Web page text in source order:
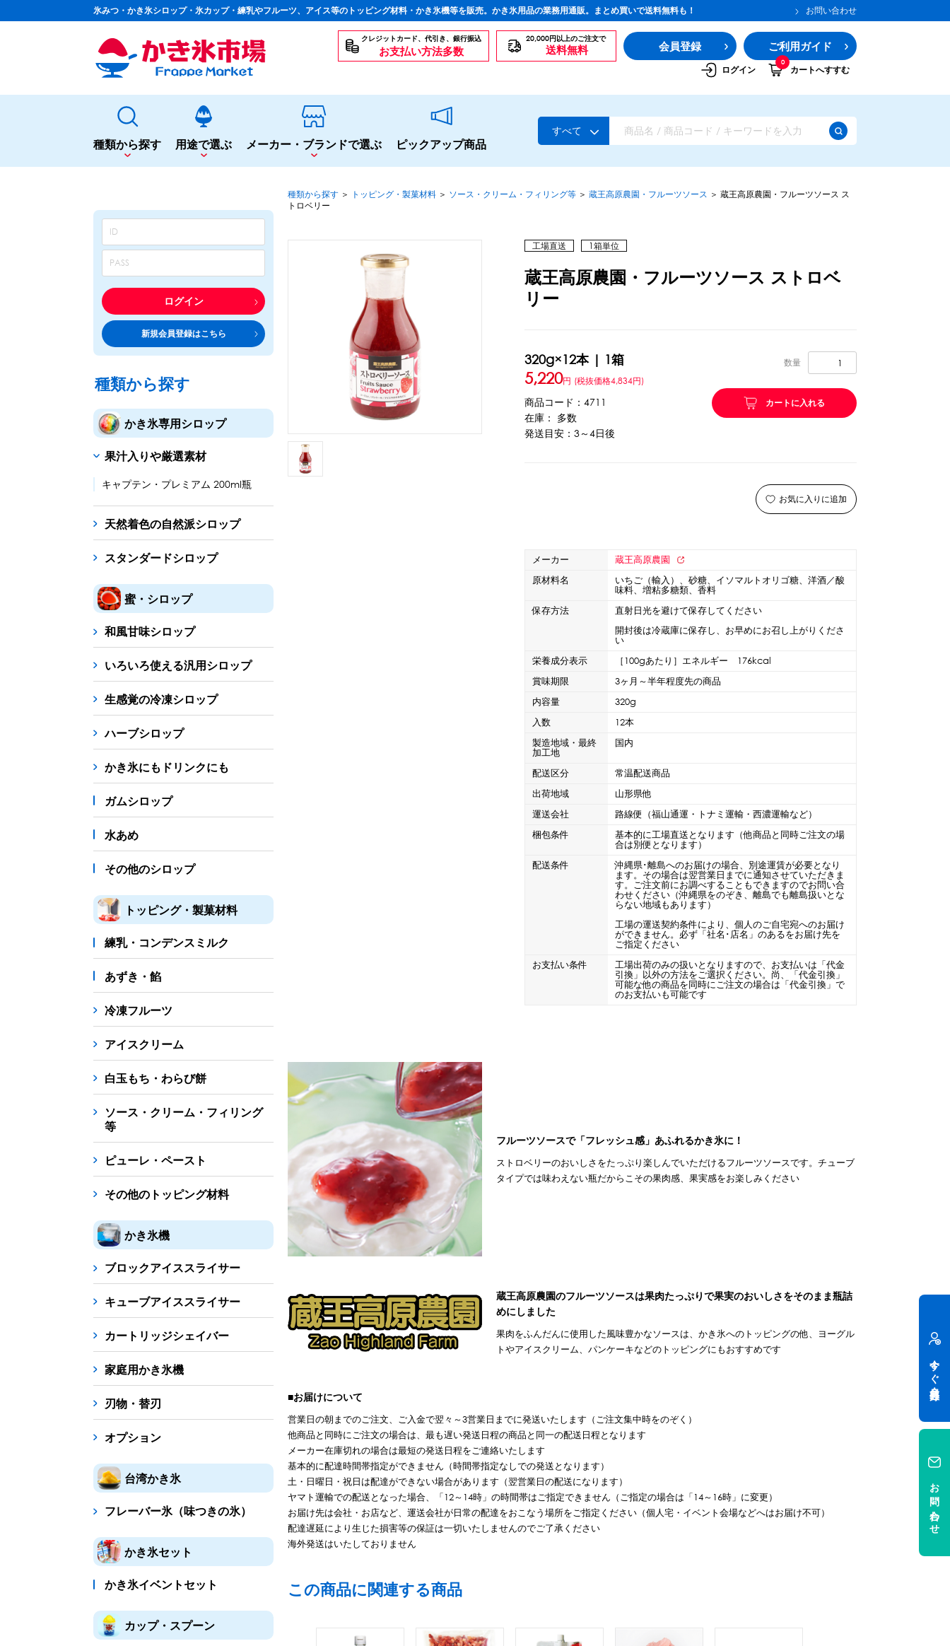
氷みつ・かき氷シロップ・氷カップ・練乳やフルーツ、アイス等のトッピング材料・かき氷機等を販売。かき氷用品の業務用通販。まとめ買いで送料無料も！ お問い合わせ
クレジットカード、代引き、銀行振込
お支払い方法多数
20,000円以上のご注文で
送料無料 会員登録 ご利用ガイド
ログイン
0
カートへすすむ
種類から探す
かき氷専用シロップ
果汁入りや厳選素材
蜜・シロップ
和風甘味シロップ いろいろ使える汎用シロップ 生感覚の冷凍シロップ かき氷にもドリンクにも
トッピング・製菓材料
練乳・コンデンスミルク あずき・餡 アイスクリーム
ブロックアイススライサー キューブアイススライサー カートリッジシェイバー 家庭用かき氷機 刃物・替刃
台湾かき氷
フレーバー氷（味つきの氷）
カップ・スプーン
紙カップ プラスチックカップ 発泡スチロールカップ スプーン スプーンストロー
フローズンドリンク材料
シロップ 冷凍フルーツ ドリンクカップ・ストロー
備品
蜜かけシャワー・レードル
販促
氷旗 のぼり 横幕
かき氷書籍
かき氷コレクション
用途で選ぶ
夏まつりや夜店に
シロップ
飲食店のサイドメニューに
シロップ トッピング テイクアウト
専門店の副材料に
シロップ トッピング 製菓材料
ドリンクメニューに
メーカー・ブランドで選ぶ ピックアップ商品
すべて
ログイン
新規会員登録はこちら
種類から探す
かき氷専用シロップ
果汁入りや厳選素材
キャプテン・プレミアム 200ml瓶
天然着色の自然派シロップ
スタンダードシロップ
蜜・シロップ
和風甘味シロップ
いろいろ使える汎用シロップ
生感覚の冷凍シロップ
ハーブシロップ
かき氷にもドリンクにも
ガムシロップ
水あめ
その他のシロップ
トッピング・製菓材料
練乳・コンデンスミルク
あずき・餡
冷凍フルーツ
アイスクリーム
白玉もち・わらび餅
ソース・クリーム・フィリング
等
ピューレ・ペースト
その他のトッピング材料
かき氷機
ブロックアイススライサー
キューブアイススライサー
カートリッジシェイバー
家庭用かき氷機
刃物・替刃
オプション
台湾かき氷
フレーバー氷（味つきの氷）
かき氷セット
かき氷イベントセット
カップ・スプーン
種類から探す ＞ トッピング・製菓材料 ＞ ソース・クリーム・フィリング等 ＞ 蔵王高原農園・フルーツソース ＞ 蔵王高原農園・フルーツソース ス
トロベリー
工場直送 1箱単位
蔵王高原農園・フルーツソース ストロベ
リー
320g×12本 | 1箱
5,220円 (税抜価格4,834円)
商品コード：4711
在庫： 多数
発送目安：3～4日後
数量
カートに入れる
お気に入りに追加
メーカー
蔵王高原農園
原材料名
いちご（輸入）、砂糖、イソマルトオリゴ糖、洋酒／酸
味料、増粘多糖類、香料
保存方法
直射日光を避けて保存してください
開封後は冷蔵庫に保存し、お早めにお召し上がりくださ
い
栄養成分表示
［100gあたり］エネルギー 176kcal
賞味期限
3ヶ月～半年程度先の商品
内容量
320g
入数
12本
製造地域・最終
加工地
国内
配送区分
常温配送商品
出荷地域
山形県他
運送会社
路線便（福山通運・トナミ運輸・西濃運輸など）
梱包条件
基本的に工場直送となります（他商品と同時ご注文の場
合は別便となります）
配送条件
沖縄県･離島へのお届けの場合、別途運賃が必要となり
ます。その場合は翌営業日までに通知させていただきま
す。ご注文前にお調べすることもできますのでお問い合
わせください（沖縄県をのぞき、離島でも離島扱いとな
らない地域もあります）
工場の運送契約条件により、個人のご自宅宛へのお届け
ができません。必ず「社名･店名」のあるをお届け先を
ご指定ください
お支払い条件
工場出荷のみの扱いとなりますので、お支払いは「代金
引換」以外の方法をご選択ください。尚、「代金引換」
可能な他の商品を同時にご注文の場合は「代金引換」で
のお支払いも可能です
フルーツソースで「フレッシュ感」あふれるかき氷に！
ストロベリーのおいしさをたっぷり楽しんでいただけるフルーツソースです。チューブ
タイプでは味わえない瓶だからこその果肉感、果実感をお楽しみください
蔵王高原農園のフルーツソースは果肉たっぷりで果実のおいしさをそのまま瓶詰
めにしました
果肉をふんだんに使用した風味豊かなソースは、かき氷へのトッピングの他、ヨーグル
トやアイスクリーム、パンケーキなどのトッピングにもおすすめです
■お届けについて
営業日の朝までのご注文、ご入金で翌々～3営業日までに発送いたします（ご注文集中時をのぞく）
他商品と同時にご注文の場合は、最も遅い発送日程の商品と同一の配送日程となります
メーカー在庫切れの場合は最短の発送日程をご連絡いたします
基本的に配達時間帯指定ができません（時間帯指定なしでの発送となります）
土・日曜日・祝日は配達ができない場合があります（翌営業日の配送になります）
ヤマト運輸での配送となった場合、「12～14時」の時間帯はご指定できません（ご指定の場合は「14～16時」に変更）
お届け先は会社・お店など、運送会社が日常の配達をおこなう場所をご指定ください（個人宅・イベント会場などへはお届け不可）
配達遅延により生じた損害等の保証は一切いたしませんのでご了承ください
海外発送はいたしておりません
この商品に関連する商品
今すぐ会員登録
お問い合わせ